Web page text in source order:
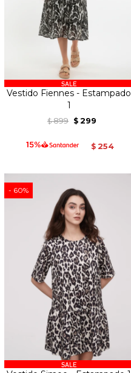
Vestido Fiennes - Estampado
1
$ 899 $ 299
$ 254
60